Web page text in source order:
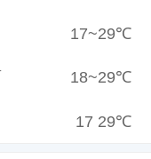
17~29℃
18~29℃
17 29℃